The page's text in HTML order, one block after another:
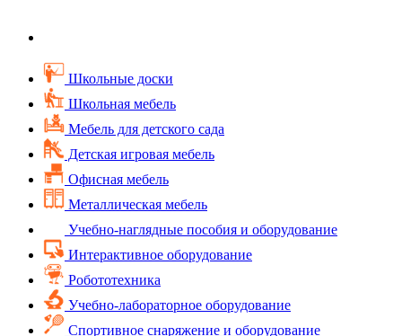
Школьные доски
Школьная мебель
Мебель для детского сада
Детская игровая мебель
Офисная мебель
Металлическая мебель
Учебно-наглядные пособия и оборудование
Интерактивное оборудование
Робототехника
Учебно-лабораторное оборудование
Спортивное снаряжение и оборудование